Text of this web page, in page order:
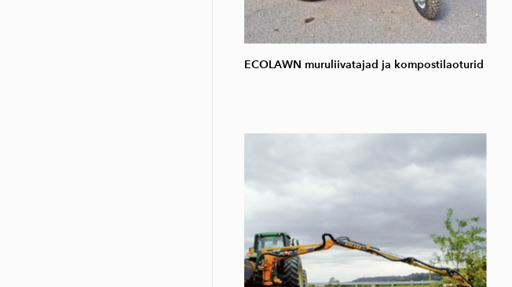
ECOLAWN muruliivatajad ja kompostilaoturid